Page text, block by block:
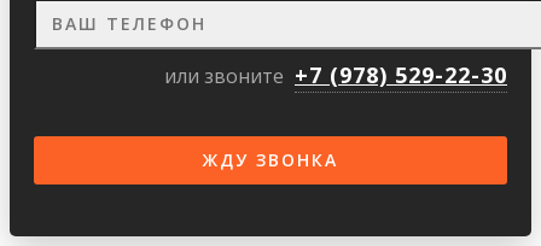
или звоните +7 (978) 529-22-30